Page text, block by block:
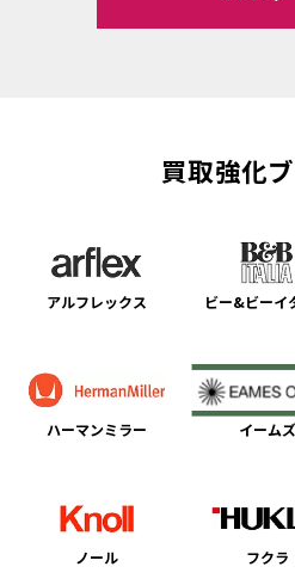
買取強化
アルフレックス ビー&ビーイ
ハーマンミラー イームズ
ノール フクラ